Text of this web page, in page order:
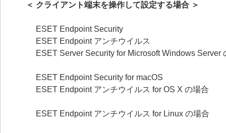
＜ クライアント端末を操作して設定する場合 ＞
ESET Endpoint Security
ESET Endpoint アンチウイルス
ESET Server Security for Microsoft Windows Server
ESET Endpoint Security for macOS
ESET Endpoint アンチウイルス for OS X の場合
ESET Endpoint アンチウイルス for Linux の場合